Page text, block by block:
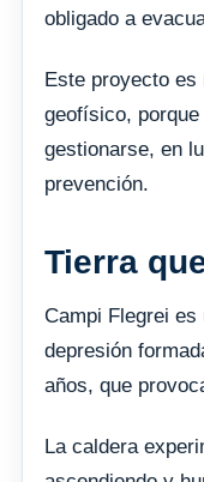
obligado a
Este proyecto
geofísico,
gestionarse, en
prevención.
Tierra
Campi Flegrei
depresión
años, que
La caldera